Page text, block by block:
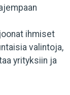
ihmiset
valintoja,
yrityksiin ja